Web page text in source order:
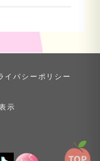
はこちら
はこちら
イバシーポリシー
示